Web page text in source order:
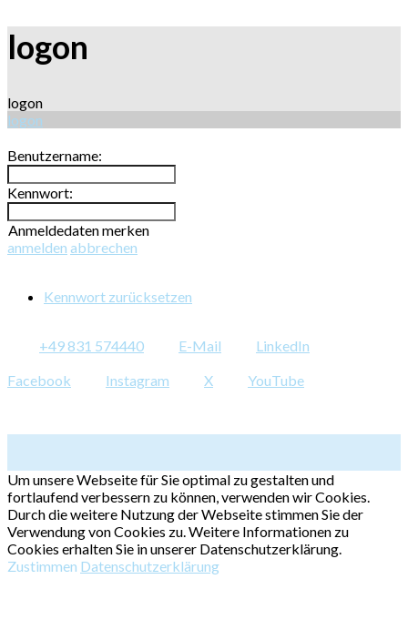
logon
logon
logon
Benutzername:
Kennwort:
Anmeldedaten merken
anmelden abbrechen
Kennwort zurücksetzen
+49 831 574440 E-Mail
LinkedIn
Facebook
Instagram X YouTube
Um unsere Webseite für Sie optimal zu gestalten und
fortlaufend verbessern zu können, verwenden wir Cookies.
Durch die weitere Nutzung der Webseite stimmen Sie der
Verwendung von Cookies zu. Weitere Informationen zu
Cookies erhalten Sie in unserer Datenschutzerklärung.
Zustimmen Datenschutzerklärung